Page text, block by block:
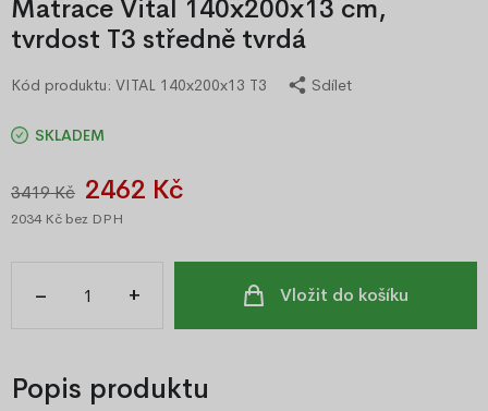
Matrace Vital 140x200x13 cm,
tvrdost T3 středně tvrdá
Kód produktu: VITAL 140x200x13 T3 Sdílet
SKLADEM
3419 Kč 2462 Kč
2034 Kč bez DPH
– + Vložit do košíku
Popis produktu